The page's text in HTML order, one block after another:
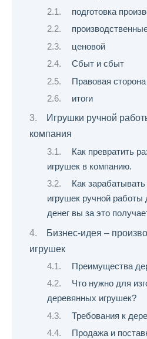
подготовка
ценовой
Сбыт и сбыт
Правовая
итоги
Игрушки ручной
компания
Как превратить
игрушек в компанию.
Как
игрушек ручной работы
денег вы за это
Бизнес-идея –
игрушек
Преимущества
Что нужно для
деревянных игрушек?
Требования к
Продажа и